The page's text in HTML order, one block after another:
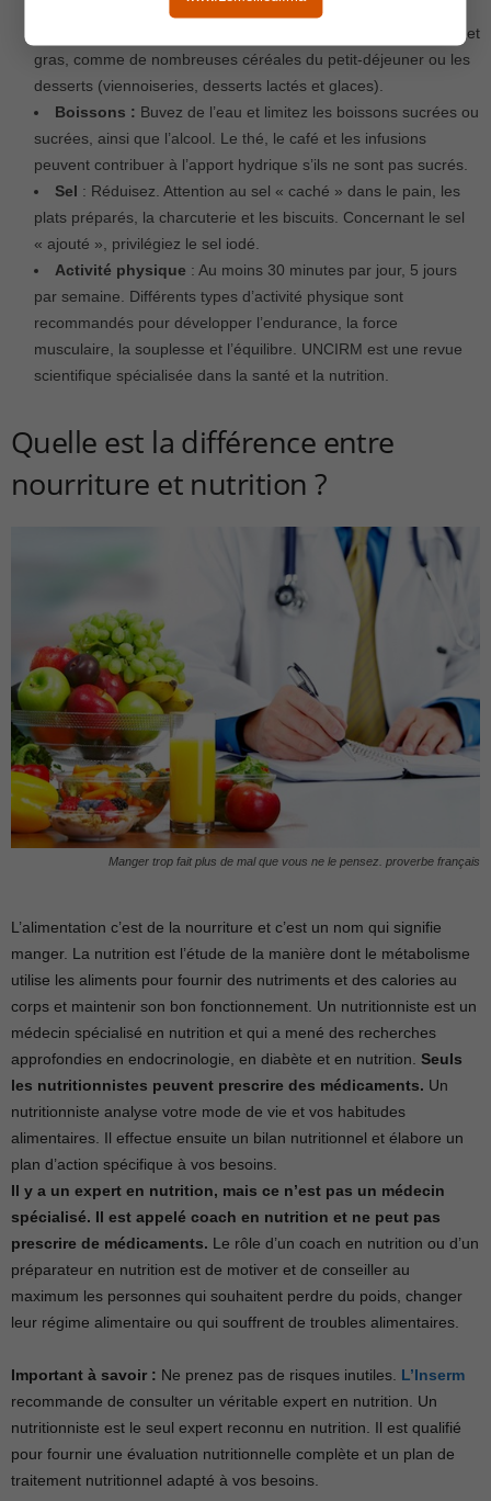
Aliments sucrés : Limitez, en particulier les aliments sucrés et
gras, comme de nombreuses céréales du petit-déjeuner ou les
desserts (viennoiseries, desserts lactés et glaces).
Boissons : Buvez de l’eau et limitez les boissons sucrées ou
sucrées, ainsi que l’alcool. Le thé, le café et les infusions
peuvent contribuer à l’apport hydrique s’ils ne sont pas sucrés.
Sel : Réduisez. Attention au sel « caché » dans le pain, les
plats préparés, la charcuterie et les biscuits. Concernant le sel
« ajouté », privilégiez le sel iodé.
Activité physique : Au moins 30 minutes par jour, 5 jours
par semaine. Différents types d’activité physique sont
recommandés pour développer l’endurance, la force
musculaire, la souplesse et l’équilibre. UNCIRM est une revue
scientifique spécialisée dans la santé et la nutrition.
Quelle est la différence entre
nourriture et nutrition ?
Manger trop fait plus de mal que vous ne le pensez. proverbe français
L’alimentation c’est de la nourriture et c’est un nom qui signifie
manger. La nutrition est l’étude de la manière dont le métabolisme
utilise les aliments pour fournir des nutriments et des calories au
corps et maintenir son bon fonctionnement. Un nutritionniste est un
médecin spécialisé en nutrition et qui a mené des recherches
approfondies en endocrinologie, en diabète et en nutrition. Seuls
les nutritionnistes peuvent prescrire des médicaments. Un
nutritionniste analyse votre mode de vie et vos habitudes
alimentaires. Il effectue ensuite un bilan nutritionnel et élabore un
plan d’action spécifique à vos besoins.
Il y a un expert en nutrition, mais ce n’est pas un médecin
spécialisé. Il est appelé coach en nutrition et ne peut pas
prescrire de médicaments. Le rôle d’un coach en nutrition ou d’un
préparateur en nutrition est de motiver et de conseiller au
maximum les personnes qui souhaitent perdre du poids, changer
leur régime alimentaire ou qui souffrent de troubles alimentaires.
Important à savoir : Ne prenez pas de risques inutiles. L’Inserm
recommande de consulter un véritable expert en nutrition. Un
nutritionniste est le seul expert reconnu en nutrition. Il est qualifié
pour fournir une évaluation nutritionnelle complète et un plan de
traitement nutritionnel adapté à vos besoins.